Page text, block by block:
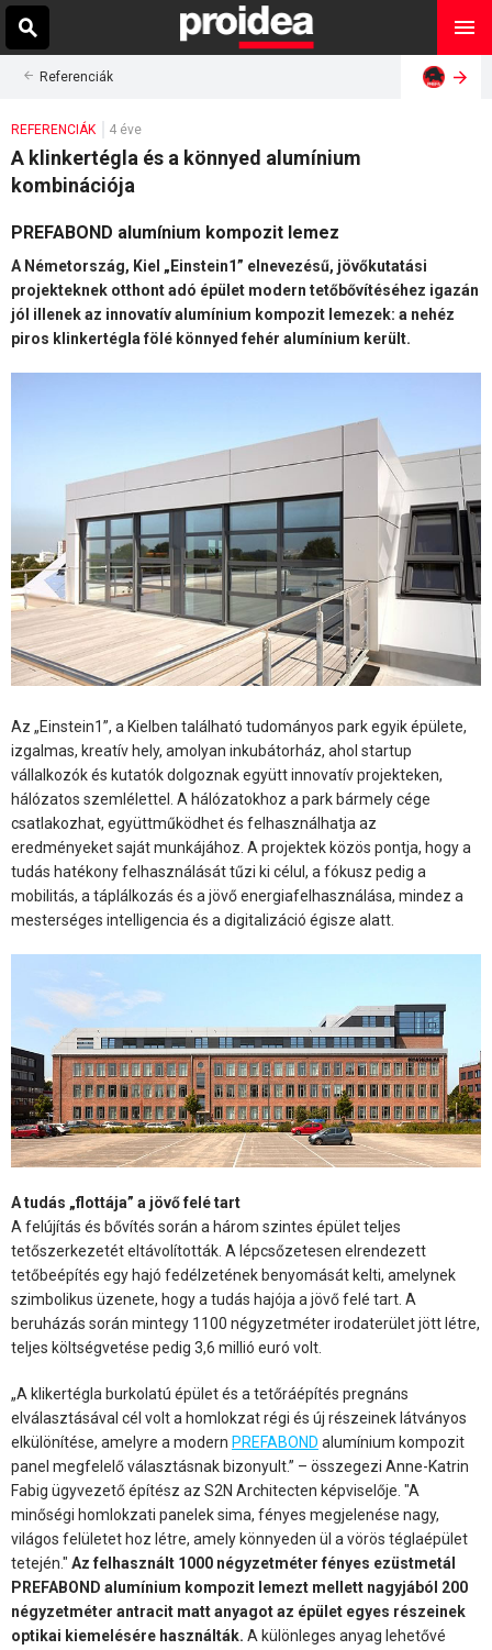
Referenciák
REFERENCIÁK 4 éve
A klinkertégla és a könnyed alumínium
kombinációja
PREFABOND alumínium kompozit lemez
A Németország, Kiel „Einstein1” elnevezésű, jövőkutatási
projekteknek otthont adó épület modern tetőbővítéséhez igazán
jól illenek az innovatív alumínium kompozit lemezek: a nehéz
piros klinkertégla fölé könnyed fehér alumínium került.
Az „Einstein1”, a Kielben található tudományos park egyik épülete,
izgalmas, kreatív hely, amolyan inkubátorház, ahol startup
vállalkozók és kutatók dolgoznak együtt innovatív projekteken,
hálózatos szemlélettel. A hálózatokhoz a park bármely cége
csatlakozhat, együttműködhet és felhasználhatja az
eredményeket saját munkájához. A projektek közös pontja, hogy a
tudás hatékony felhasználását tűzi ki célul, a fókusz pedig a
mobilitás, a táplálkozás és a jövő energiafelhasználása, mindez a
mesterséges intelligencia és a digitalizáció égisze alatt.
A tudás „flottája” a jövő felé tart
A felújítás és bővítés során a három szintes épület teljes
tetőszerkezetét eltávolították. A lépcsőzetesen elrendezett
tetőbeépítés egy hajó fedélzetének benyomását kelti, amelynek
szimbolikus üzenete, hogy a tudás hajója a jövő felé tart. A
beruházás során mintegy 1100 négyzetméter irodaterület jött létre,
teljes költségvetése pedig 3,6 millió euró volt.
„A klikertégla burkolatú épület és a tetőráépítés pregnáns
elválasztásával cél volt a homlokzat régi és új részeinek látványos
elkülönítése, amelyre a modern PREFABOND alumínium kompozit
panel megfelelő választásnak bizonyult.” – összegezi Anne-Katrin
Fabig ügyvezető építész az S2N Architecten képviselője. "A
minőségi homlokzati panelek sima, fényes megjelenése nagy,
világos felületet hoz létre, amely könnyeden ül a vörös téglaépület
tetején." Az felhasznált 1000 négyzetméter fényes ezüstmetál
PREFABOND alumínium kompozit lemezt mellett nagyjából 200
négyzetméter antracit matt anyagot az épület egyes részeinek
optikai kiemelésére használták. A különleges anyag lehetővé